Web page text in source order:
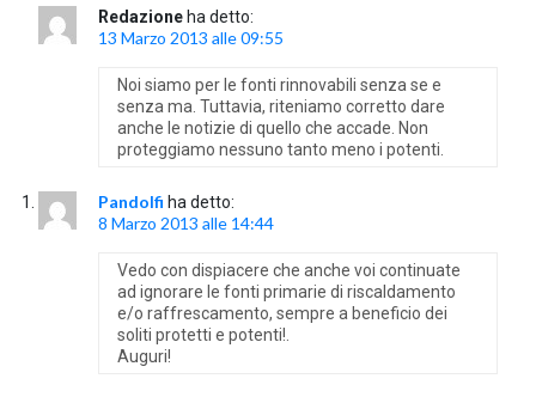
Redazione ha detto:
13 Marzo 2013 alle 09:55
Noi siamo per le fonti rinnovabili senza se e
senza ma. Tuttavia, riteniamo corretto dare
anche le notizie di quello che accade. Non
proteggiamo nessuno tanto meno i potenti.
Pandolfi ha detto:
8 Marzo 2013 alle 14:44
Vedo con dispiacere che anche voi continuate
ad ignorare le fonti primarie di riscaldamento
e/o raffrescamento, sempre a beneficio dei
soliti protetti e potenti!.
Auguri!